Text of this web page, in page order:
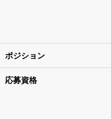
ポジション
応募資格